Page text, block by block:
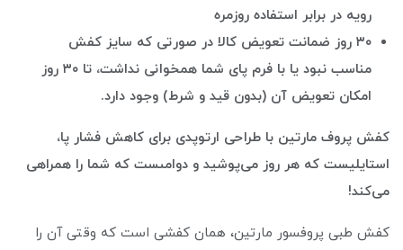
رویه در برابر استفاده روزمره
۳۰ روز ضمانت تعویض کالا در صورتی که سایز کفش
مناسب نبود یا با فرم پای شما همخوانی نداشت، تا ۳۰ روز
امکان تعویض آن (بدون قید و شرط) وجود دارد.
کفش پروف مارتین با طراحی ارتوپدی برای کاهش فشار پا،
استایلیست که هر روز می‌پوشید و دوامىست که شما را همراهی
می‌کند!
کفش طبی پروفسور مارتین، همان کفشی است که وقتی آن را